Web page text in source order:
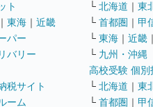
ト
東海 ｜ 近畿
パー
バリー
税サイト
ーム
└ 北海道 ｜ 東
└ 首都圏 ｜ 甲
└ 東海 ｜ 近畿 ｜
└ 九州・沖縄
高校受験 個別
└ 北海道 ｜ 東
└ 首都圏 ｜ 甲